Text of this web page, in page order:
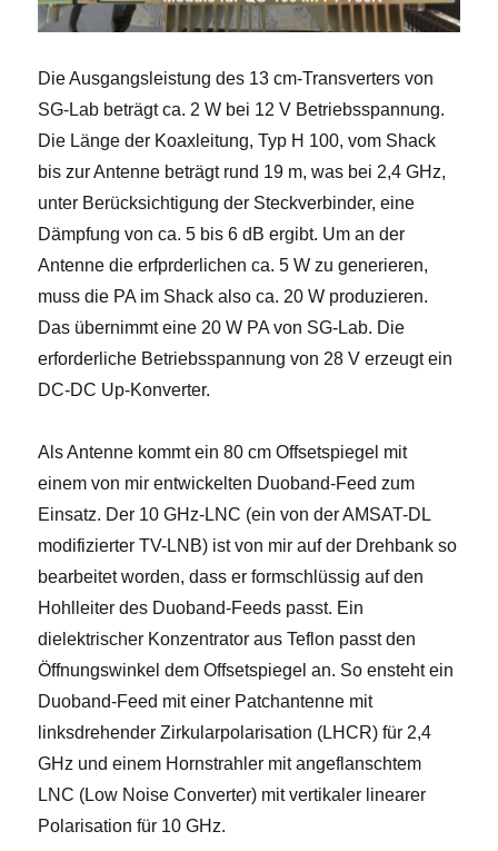
Die Ausgangsleistung des 13 cm-Transverters von
SG-Lab beträgt ca. 2 W bei 12 V Betriebsspannung.
Die Länge der Koaxleitung, Typ H 100, vom Shack
bis zur Antenne beträgt rund 19 m, was bei 2,4 GHz,
unter Berücksichtigung der Steckverbinder, eine
Dämpfung von ca. 5 bis 6 dB ergibt. Um an der
Antenne die erfprderlichen ca. 5 W zu generieren,
muss die PA im Shack also ca. 20 W produzieren.
Das übernimmt eine 20 W PA von SG-Lab. Die
erforderliche Betriebsspannung von 28 V erzeugt ein
DC-DC Up-Konverter.
Als Antenne kommt ein 80 cm Offsetspiegel mit
einem von mir entwickelten Duoband-Feed zum
Einsatz. Der 10 GHz-LNC (ein von der AMSAT-DL
modifizierter TV-LNB) ist von mir auf der Drehbank so
bearbeitet worden, dass er formschlüssig auf den
Hohlleiter des Duoband-Feeds passt. Ein
dielektrischer Konzentrator aus Teflon passt den
Öffnungswinkel dem Offsetspiegel an. So ensteht ein
Duoband-Feed mit einer Patchantenne mit
linksdrehender Zirkularpolarisation (LHCR) für 2,4
GHz und einem Hornstrahler mit angeflanschtem
LNC (Low Noise Converter) mit vertikaler linearer
Polarisation für 10 GHz.